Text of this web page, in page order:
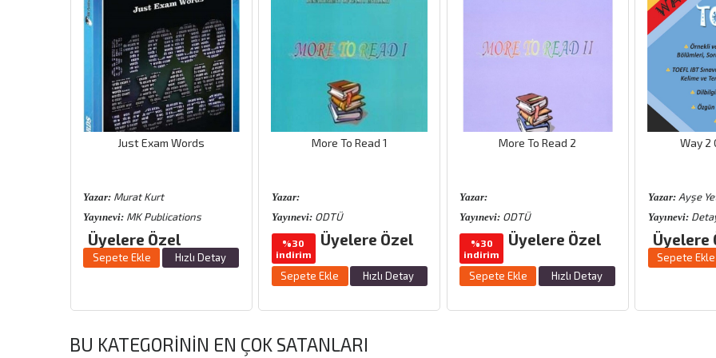
Just Exam Words
Yazar: Murat Kurt
Yayınevi: MK Publications
Üyelere Özel
Sepete Ekle Hızlı Detay
More To Read 1
Yazar:
Yayınevi:ODTÜ
%30
indirim
Üyelere Özel
Sepete Ekle Hızlı Detay
More To Read 2
Yazar:
Yayınevi: ODTÜ
%30
indirim
Üyelere Özel
Sepete Ekle Hızlı Detay
Way 2
Yazar:Ayşe
Yayınevi:
Üyelere
Sepete Ekle
BU KATEGORININ EN ÇOK SATANLARI